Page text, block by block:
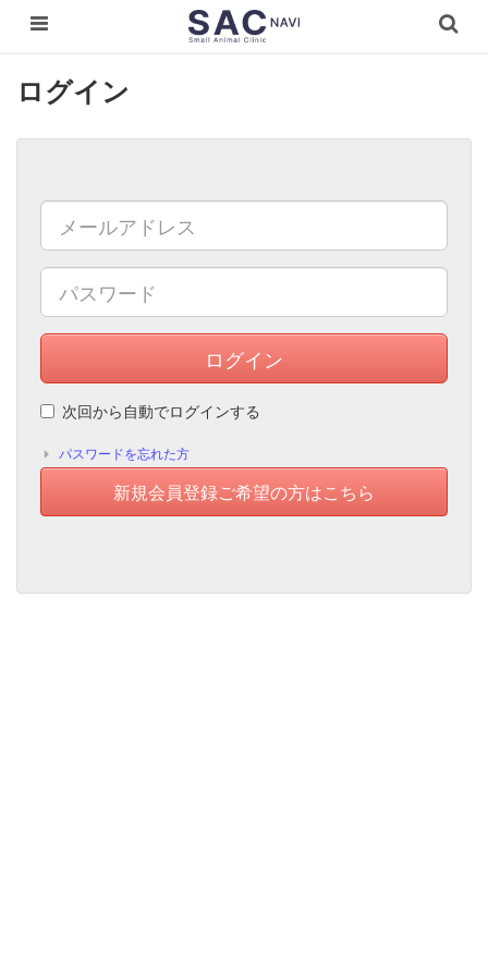
ログイン
ログイン
次回から自動でログインする
パスワードを忘れた方
新規会員登録ご希望の方はこちら